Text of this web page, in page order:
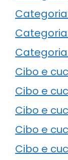
Cibo e
Cibo e
Cibo e
Cibo e
Cibo e